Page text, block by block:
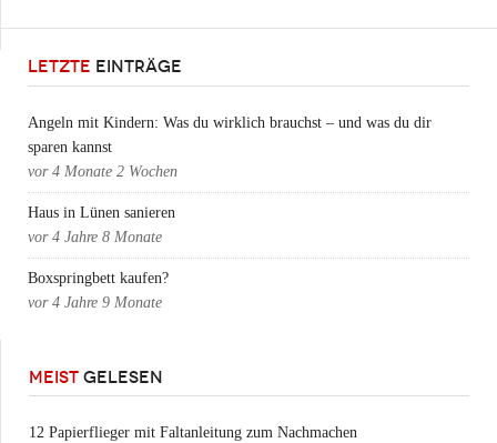
LETZTE EINTRÄGE
Angeln mit Kindern: Was du wirklich brauchst – und was du dir
sparen kannst
vor 4 Monate 2 Wochen
Haus in Lünen sanieren
vor 4 Jahre 8 Monate
Boxspringbett kaufen?
vor 4 Jahre 9 Monate
MEIST GELESEN
12 Papierflieger mit Faltanleitung zum Nachmachen